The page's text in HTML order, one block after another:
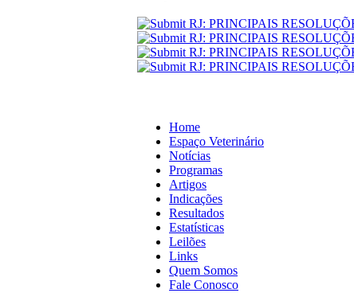
Home
Espaço Veterinário
Notícias
Programas
Artigos
Indicações
Resultados
Estatísticas
Leilões
Links
Quem Somos
Fale Conosco